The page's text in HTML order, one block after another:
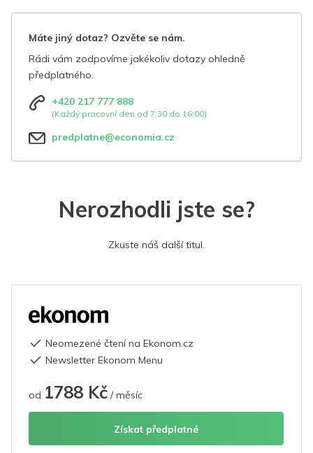
Máte jiný dotaz? Ozvěte se nám.
Rádi vám zodpovíme jakékoliv dotazy ohledně
předplatného.
+420 217 777 888
(Každý pracovní den od 7:30 do 16:00)
predplatne@economia.cz
Nerozhodli jste se?
Zkuste náš další titul.
Neomezené čtení na Ekonom.cz
Newsletter Ekonom Menu
od 1788 Kč / měsíc
Získat předplatné